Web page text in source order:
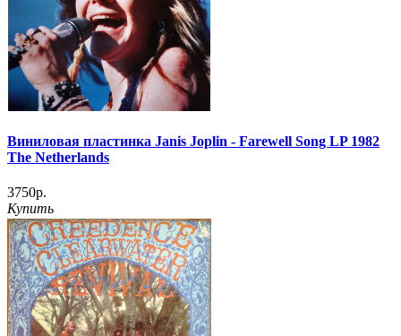
Виниловая пластинка Janis Joplin - Farewell Song LP 1982
The Netherlands
3750р.
Купить